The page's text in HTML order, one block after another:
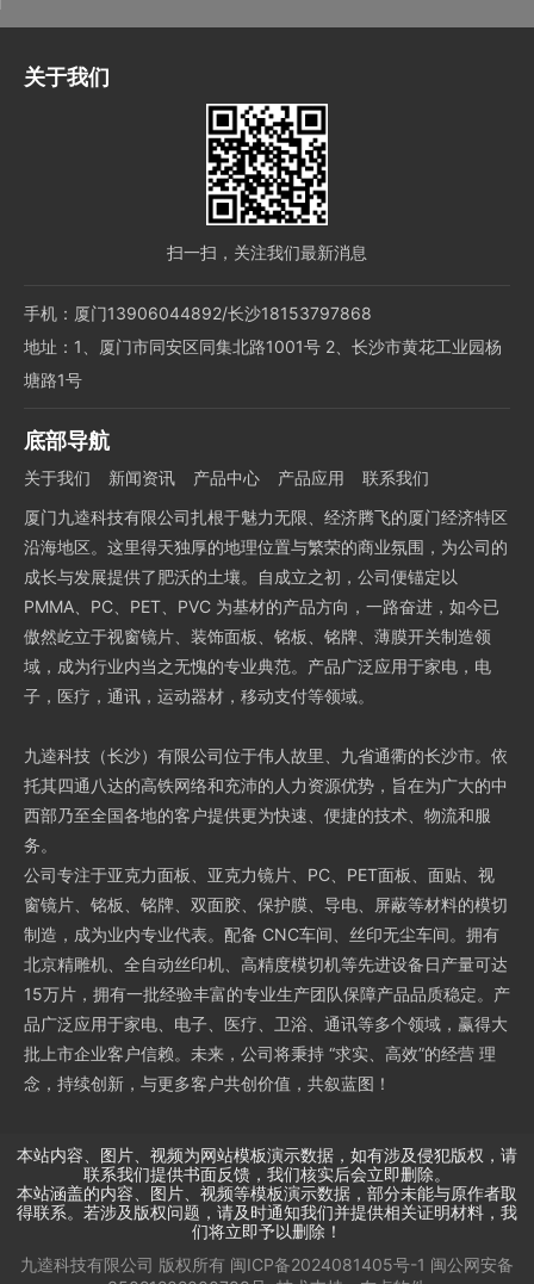
关于我们
扫一扫，关注我们最新消息
手机：厦门13906044892/长沙18153797868
地址：1、厦门市同安区同集北路1001号 2、长沙市黄花工业园杨
塘路1号
底部导航
关于我们 新闻资讯 产品中心 产品应用
联系我们
厦门九逵科技有限公司扎根于魅力无限、经济腾飞的厦门经济特区
沿海地区。这里得天独厚的地理位置与繁荣的商业氛围，为公司的
成长与发展提供了肥沃的土壤。自成立之初，公司便锚定以
PMMA、PC、PET、PVC 为基材的产品方向，一路奋进，如今已
傲然屹立于视窗镜片、装饰面板、铭板、铭牌、薄膜开关制造领
域，成为行业内当之无愧的专业典范。产品广泛应用于家电，电
子，医疗，通讯，运动器材，移动支付等领域。
九逵科技（长沙）有限公司位于伟人故里、九省通衢的长沙市。依
托其四通八达的高铁网络和充沛的人力资源优势，旨在为广大的中
西部乃至全国各地的客户提供更为快速、便捷的技术、物流和服
务。
公司专注于亚克力面板、亚克力镜片、PC、PET面板、面贴、视
窗镜片、铭板、铭牌、双面胶、保护膜、导电、屏蔽等材料的模切
制造，成为业内专业代表。配备 CNC车间、丝印无尘车间。拥有
北京精雕机、全自动丝印机、高精度模切机等先进设备日产量可达
15万片，拥有一批经验丰富的专业生产团队保障产品品质稳定。产
品广泛应用于家电、电子、医疗、卫浴、通讯等多个领域，赢得大
批上市企业客户信赖。未来，公司将秉持 “求实、高效”的经营 理
念，持续创新，与更多客户共创价值，共叙蓝图！
本站内容、图片、视频为网站模板演示数据，如有涉及侵犯版权，请
联系我们提供书面反馈，我们核实后会立即删除。
本站涵盖的内容、图片、视频等模板演示数据，部分未能与原作者取
得联系。若涉及版权问题，请及时通知我们并提供相关证明材料，我
们将立即予以删除！
九逵科技有限公司 版权所有 闽ICP备2024081405号-1 闽公网安备